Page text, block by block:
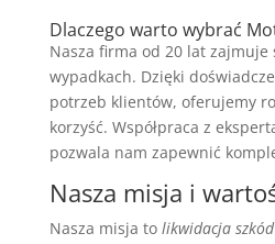
Dlaczego warto wybrać
Nasza firma od 20 lat zajmuje
wypadkach. Dzięki
potrzeb klientów, oferujemy
korzyść. Współpraca z
pozwala nam zapewnić
Nasza misja i
Nasza misja to likwidacja szkód